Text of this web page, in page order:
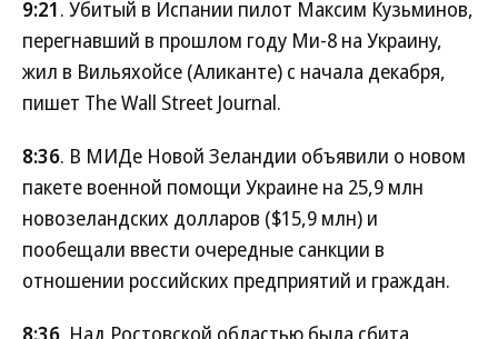
9:21. Убитый в Испании пилот Максим Кузьминов,
перегнавший в прошлом году Ми-8 на Украину,
жил в Вильяхойсе (Аликанте) с начала декабря,
пишет The Wall Street Journal.
8:36. В МИДе Новой Зеландии объявили о новом
пакете военной помощи Украине на 25,9 млн
новозеландских долларов ($15,9 млн) и
пообещали ввести очередные санкции в
отношении российских предприятий и граждан.
8:36. Над Ростовской областью была сбита